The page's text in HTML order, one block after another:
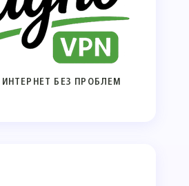
БЕЗ ПРОБЛЕМ